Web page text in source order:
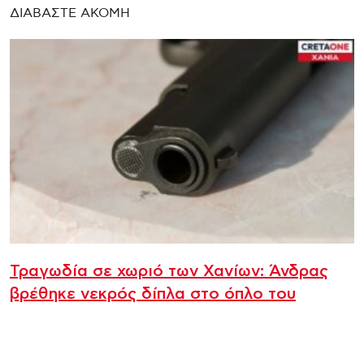
ΔΙΑΒΑΣΤΕ ΑΚΟΜΗ
Τραγωδία σε χωριό των Χανίων: Άνδρας
βρέθηκε νεκρός δίπλα στο όπλο του